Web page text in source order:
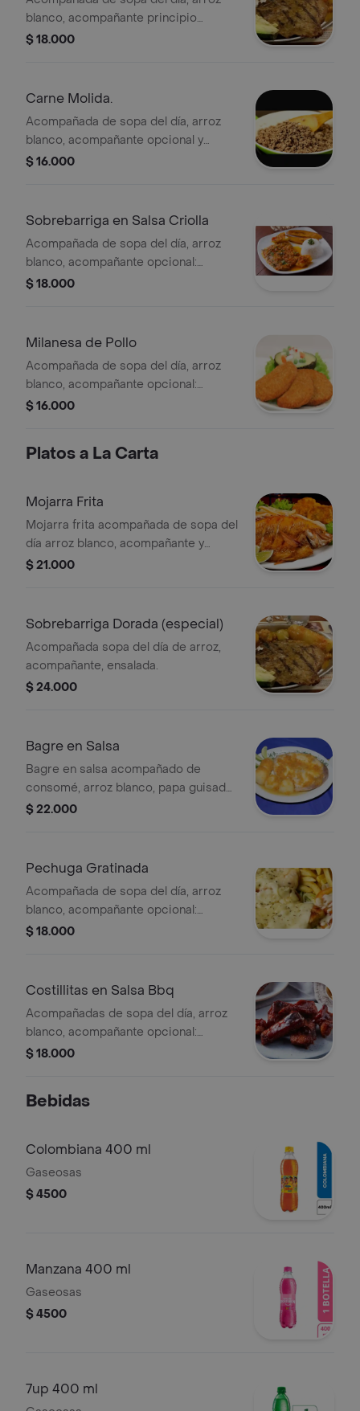
blanco, acompañante principio
opcional y ensalada.
$ 18.000
Carne Molida.
Acompañada de sopa del día, arroz
blanco, acompañante opcional y
ensalada.
$ 16.000
Sobrebarriga en Salsa Criolla
Acompañada de sopa del día, arroz
blanco, acompañante opcional:
(tajadas maduras, papas a la francesa,
$ 18.000
Milanesa de Pollo
Acompañada de sopa del día, arroz
blanco, acompañante opcional:
(tajadas maduras, papas a la francesa
$ 16.000
Platos a La Carta
Mojarra Frita
Mojarra frita acompañada de sopa del
día arroz blanco, acompañante y
ensalada.
$ 21.000
Sobrebarriga Dorada (especial)
Acompañada sopa del día de arroz,
acompañante, ensalada.
$ 24.000
Bagre en Salsa
Bagre en salsa acompañado de
consomé, arroz blanco, papa guisada,
ensalada, aguacate.
$ 22.000
Pechuga Gratinada
Acompañada de sopa del día, arroz
blanco, acompañante opcional:
(tajadas maduras, papas a la francesa
$ 18.000
Costillitas en Salsa Bbq
Acompañadas de sopa del día, arroz
blanco, acompañante opcional:
(tajadas maduras, papas a la francesa
$ 18.000
Bebidas
Colombiana 400 ml
Gaseosas
$ 4500
Manzana 400 ml
Gaseosas
$ 4500
7up 400 ml